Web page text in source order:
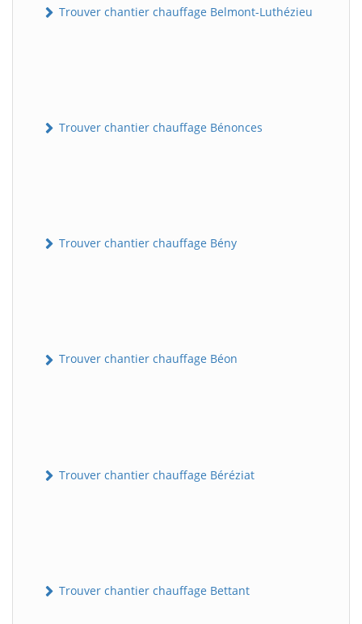
Trouver chantier chauffage Belmont-Luthézieu
Trouver chantier chauffage Bénonces
Trouver chantier chauffage Bény
Trouver chantier chauffage Béon
Trouver chantier chauffage Béréziat
Trouver chantier chauffage Bettant